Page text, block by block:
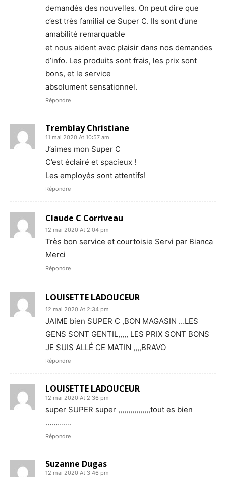
demandés des nouvelles. On peut dire que
c’est très familial ce Super C. Ils sont d’une
amabilité remarquable
et nous aident avec plaisir dans nos demandes
d’info. Les produits sont frais, les prix sont
bons, et le service
absolument sensationnel.
Répondre
Tremblay Christiane
11 mai 2020 At 10:57 am
J’aimes mon Super C
C’est éclairé et spacieux !
Les employés sont attentifs!
Répondre
Claude C Corriveau
12 mai 2020 At 2:04 pm
Très bon service et courtoisie Servi par Bianca
Merci
Répondre
LOUISETTE LADOUCEUR
12 mai 2020 At 2:34 pm
JAIME bien SUPER C ,BON MAGASIN …LES
GENS SONT GENTIL,,,,, LES PRIX SONT BONS
JE SUIS ALLÉ CE MATIN ,,,,BRAVO
Répondre
LOUISETTE LADOUCEUR
12 mai 2020 At 2:36 pm
super SUPER super ,,,,,,,,,,,,,,,,tout es bien
………….
Répondre
Suzanne Dugas
12 mai 2020 At 3:46 pm